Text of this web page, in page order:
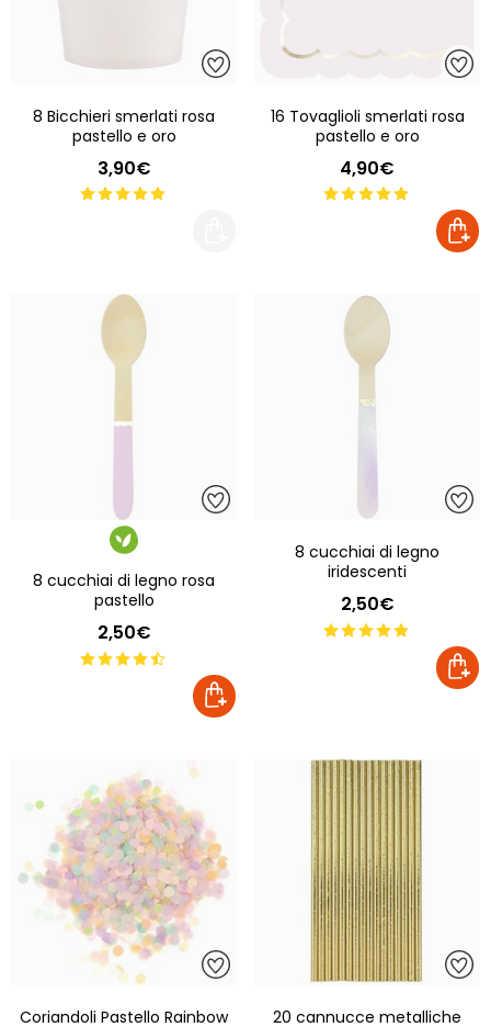
8 Bicchieri smerlati rosa
pastello e oro
3,90€
16 Tovaglioli smerlati rosa
pastello e oro
4,90€
8 cucchiai di legno rosa
pastello
2,50€
8 cucchiai di legno
iridescenti
2,50€
Coriandoli Pastello Rainbow
20 cannucce metalliche